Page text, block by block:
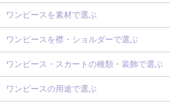
ワンピースを素材で選ぶ
ワンピースを襟・ショルダーで選ぶ
ワンピース・スカートの種類・装飾で選ぶ
ワンピースの用途で選ぶ